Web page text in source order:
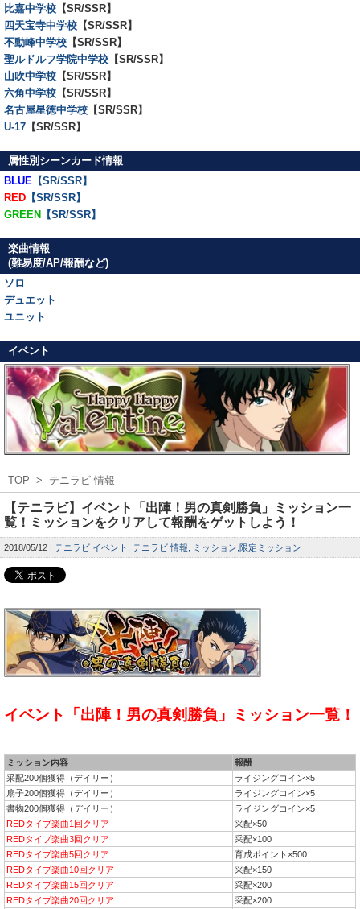
比嘉中学校 【SR/SSR】
四天宝寺中学校 【SR/SSR】
不動峰中学校 【SR/SSR】
聖ルドルフ学院中学校 【SR/SSR】
山吹中学校 【SR/SSR】
六角中学校 【SR/SSR】
名古屋星徳中学校 【SR/SSR】
U-17 【SR/SSR】
属性別シーンカード情報
BLUE 【SR/SSR】
RED 【SR/SSR】
GREEN 【SR/SSR】
楽曲情報
(難易度/AP/報酬など)
ソロ
デュエット
ユニット
イベント
TOP > テニラビ 情報
【テニラビ】イベント「出陣！男の真剣勝負」ミッション一
覧！ミッションをクリアして報酬をゲットしよう！
2018/05/12 テニラビ イベント テニラビ 情報 ミッション 限定ミッション
イベント「出陣！男の真剣勝負」ミッション一覧！
ミッション内容
報酬
采配200個獲得（デイリー）
ライジングコイン×5
扇子200個獲得（デイリー）
ライジングコイン×5
書物200個獲得（デイリー）
ライジングコイン×5
REDタイプ楽曲1回クリア
采配×50
REDタイプ楽曲3回クリア
采配×100
REDタイプ楽曲5回クリア
育成ポイント×500
REDタイプ楽曲10回クリア
采配×150
REDタイプ楽曲15回クリア
采配×200
REDタイプ楽曲20回クリア
采配×200